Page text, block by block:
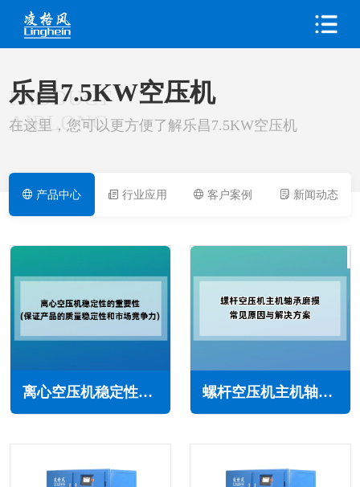
PRODUCT
AIRLONG
乐昌7.5KW空压机
在这里，您可以更方便了解乐昌7.5KW空压机
产品中心 行业应用 客户案例 新闻动态
离心空压机稳定性的重要性(保证产品的质量稳定性和市场竞争力) 螺杆空压机主机轴承磨损的常见原因与解决方案